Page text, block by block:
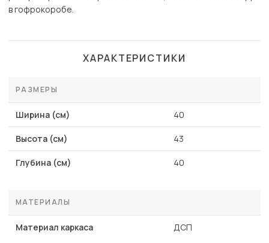
в гофрокоробе.
ХАРАКТЕРИСТИКИ
РАЗМЕРЫ
Ширина (см) 40
Высота (см) 43
Глубина (см) 40
МАТЕРИАЛЫ
Материал каркаса ДСП